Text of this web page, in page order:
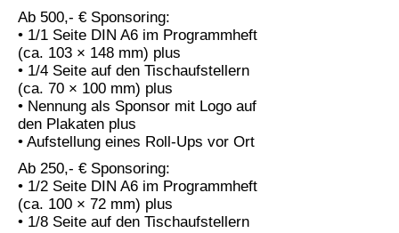
Ab 500,- € Sponsoring:
• 1/1 Seite DIN A6 im Programmheft
(ca. 103 × 148 mm) plus
• 1/4 Seite auf den Tischaufstellern
(ca. 70 × 100 mm) plus
• Nennung als Sponsor mit Logo auf
den Plakaten plus
• Aufstellung eines Roll-Ups vor Ort
Ab 250,- € Sponsoring:
• 1/2 Seite DIN A6 im Programmheft
(ca. 100 × 72 mm) plus
• 1/8 Seite auf den Tischaufstellern